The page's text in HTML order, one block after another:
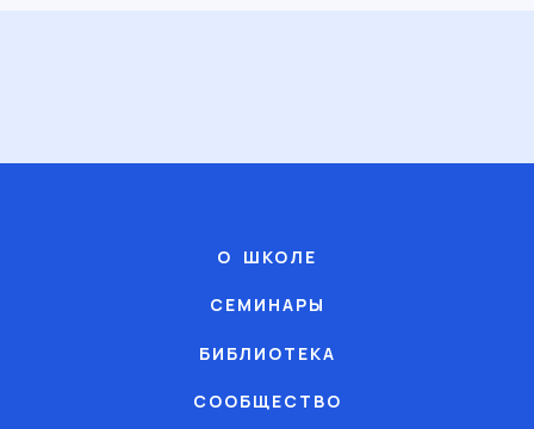
О ШКОЛЕ
СЕМИНАРЫ
БИБЛИОТЕКА
СООБЩЕСТВО